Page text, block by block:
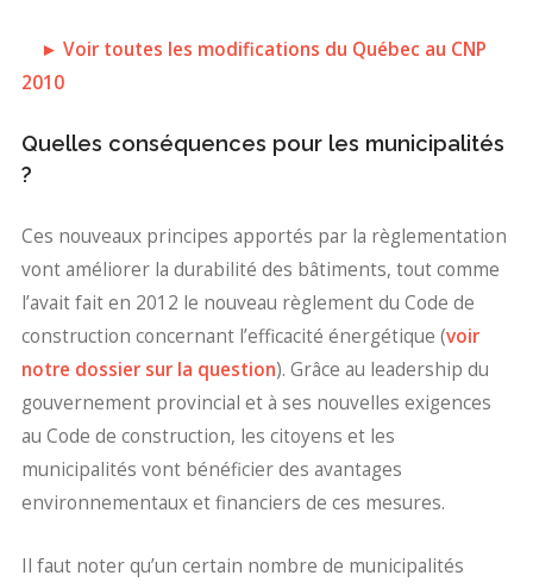
► Voir toutes les modifications du Québec au CNP
2010
Quelles conséquences pour les municipalités
?
Ces nouveaux principes apportés par la règlementation
vont améliorer la durabilité des bâtiments, tout comme
l’avait fait en 2012 le nouveau règlement du Code de
construction concernant l’efficacité énergétique (voir
notre dossier sur la question). Grâce au leadership du
gouvernement provincial et à ses nouvelles exigences
au Code de construction, les citoyens et les
municipalités vont bénéficier des avantages
environnementaux et financiers de ces mesures.
Il faut noter qu’un certain nombre de municipalités